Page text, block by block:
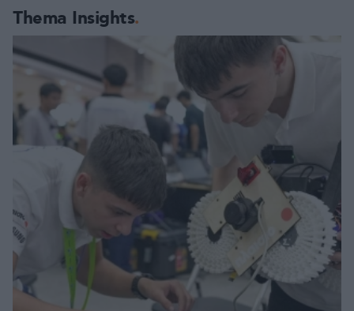
Thema Insights